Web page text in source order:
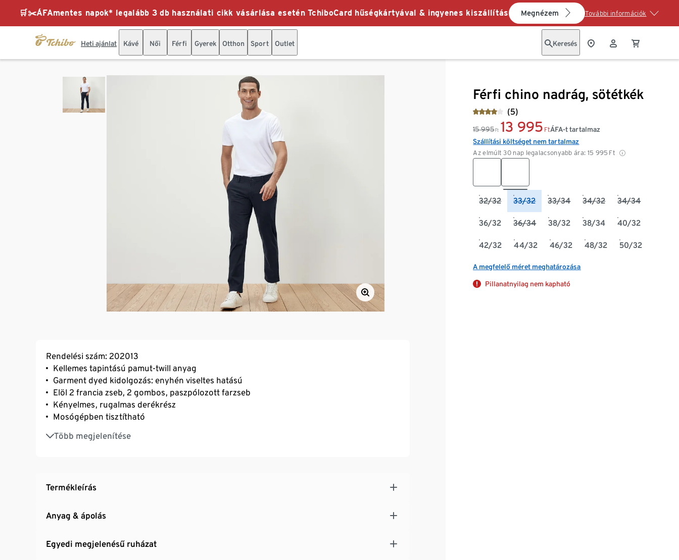
🛒✂️ÁFAmentes napok* legalább 3 db használati cikk vásárlása esetén TchiboCard hűségkártyával & ingyenes kiszállítás Megnézem További információk
Heti ajánlat Kávé Női Férfi Gyerek Otthon Sport Outlet Keresés
Férfi chino nadrág, sötétkék
(5)
15 995 Ft 13 995 Ft
Az elmúlt 30 nap legalacsonyabb ára: 15 995 Ft
ÁFA-t tartalmaz
Szállítási költséget nem tartalmaz
32/32 33/32 33/34 34/32 34/34
36/32 36/34 38/32 38/34 40/32
42/32 44/32 46/32 48/32 50/32
A megfelelő méret meghatározása
Pillanatnyilag nem kapható
Rendelési szám: 202013
Kellemes tapintású pamut-twill anyag
Garment dyed kidolgozás: enyhén viseltes hatású
Elöl 2 francia zseb, 2 gombos, paszpólozott farzseb
Kényelmes, rugalmas derékrész
Mosógépben tisztítható
Több megjelenítése
Márkás elasztánnal: formatartó, tökéletesen áll, rendkívül kényelmes viselet
Termékleírás
Anyag & ápolás
Egyedi megjelenésű ruházat